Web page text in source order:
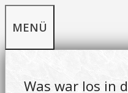
Inhalt
springen
MENÜ
Was war los in